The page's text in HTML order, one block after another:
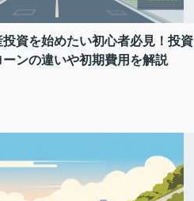
資を始めたい初心者必見！投資
ーンの違いや初期費用を解説